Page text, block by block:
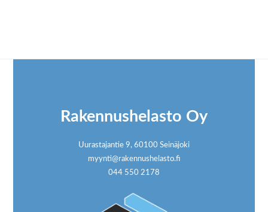
Rakennushelasto Oy
Uurastajantie 9, 60100 Seinäjoki
myynti@rakennushelasto.fi
044 550 2178